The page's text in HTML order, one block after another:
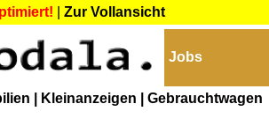
Zur Vollansicht
Jobs
| Kleinanzeigen
| Gebrauchtwagen